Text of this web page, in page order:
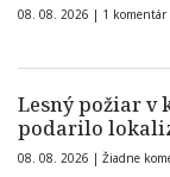
08. 08. 2026 | 1 komentár
Lesný požiar v
podarilo
08. 08. 2026 | Žiadne